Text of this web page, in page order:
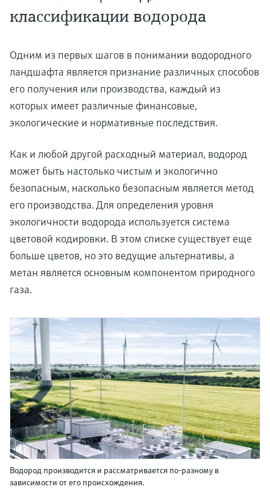
классификации водорода
Одним из первых шагов в понимании водородного
ландшафта является признание различных способов
его получения или производства, каждый из
которых имеет различные финансовые,
экологические и нормативные последствия.
Как и любой другой расходный материал, водород
может быть настолько чистым и экологично
безопасным, насколько безопасным является метод
его производства. Для определения уровня
экологичности водорода используется система
цветовой кодировки. В этом списке существует еще
больше цветов, но это ведущие альтернативы, а
метан является основным компонентом природного
газа.
Водород производится и рассматривается по-разному в
зависимости от его происхождения.